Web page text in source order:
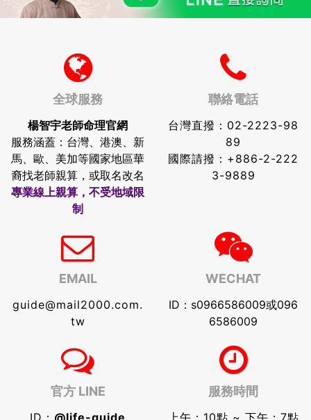
全球服務
楊智宇老師命理官網
服務涵蓋：台灣、港澳、新
馬、歐、美加等國家地區華
裔找老師親算，或取名改名
專業線上親算，不受地域限
制
聯絡電話
台灣直撥： 02-2223-98
89
國際請撥： +886-2-222
3-9889
EMAIL
guide@mail2000.com.
tw
WECHAT
ID：s0966586009或096
6586009
官方 LINE 服務時間